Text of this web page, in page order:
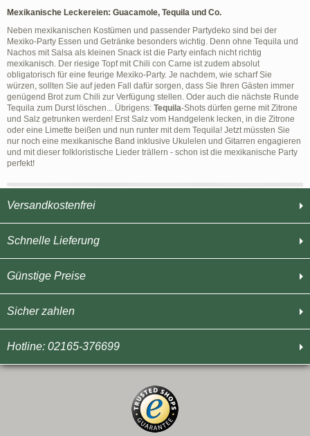
Versandkostenfrei
Schnelle Lieferung
Günstige Preise
Sicher zahlen
Hotline: 02165-376699
Mexikanische Leckereien: Guacamole, Tequila und Co.
Neben mexikanischen Kostümen und passender Partydeko sind bei der
Mexiko-Party Essen und Getränke besonders wichtig. Denn ohne Tequila und
Nachos mit Salsa als kleinen Snack ist die Party einfach nicht richtig
mexikanisch. Der riesige Topf mit Chili con Carne ist zudem absolut
obligatorisch für eine feurige Mexiko-Party. Je nachdem, wie scharf Sie
würzen, sollten Sie auf jeden Fall dafür sorgen, dass Sie Ihren Gästen immer
genügend Brot zum Chili zur Verfügung stellen. Oder auch die nächste Runde
Tequila zum Durst löschen... Übrigens: Tequila-Shots dürfen gerne mit Zitrone
und Salz getrunken werden! Erst Salz vom Handgelenk lecken, in die Zitrone
oder eine Limette beißen und nun runter mit dem Tequila! Jetzt müssten Sie
nur noch eine mexikanische Band inklusive Ukulelen und Gitarren engagieren
und mit dieser folkloristische Lieder trällern - schon ist die mexikanische Party
perfekt!